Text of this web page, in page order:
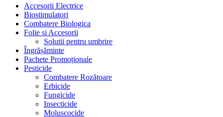
Accesorii Electrice
Biostimulatori
Combatere Biologica
Folie si Accesorii
Solutii pentru umbrire
Îngrășăminte
Pachete Promoționale
Pesticide
Combatere Rozătoare
Erbicide
Fungicide
Insecticide
Moluscocide